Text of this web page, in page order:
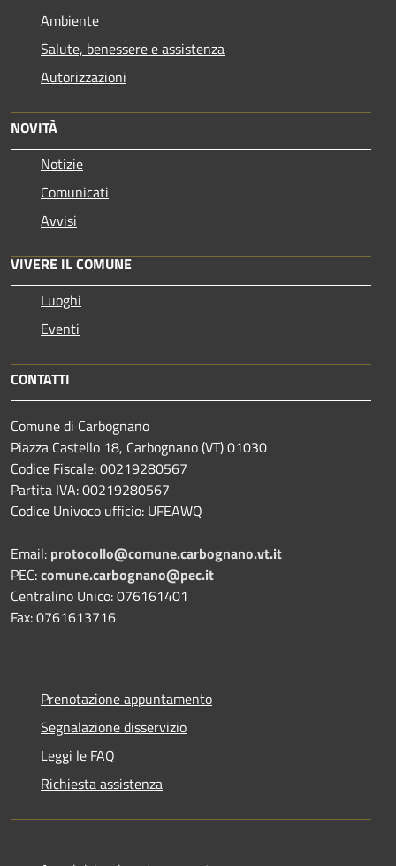
Ambiente
Salute, benessere e assistenza
Autorizzazioni
NOVITÀ
Notizie
Comunicati
Avvisi
VIVERE IL COMUNE
Luoghi
Eventi
CONTATTI
Comune di Carbognano
Piazza Castello 18, Carbognano (VT) 01030
Codice Fiscale: 00219280567
Partita IVA: 00219280567
Codice Univoco ufficio: UFEAWQ
Email: protocollo@comune.carbognano.vt.it
PEC:comune.carbognano@pec.it
Centralino Unico: 076161401
Fax: 0761613716
Prenotazione appuntamento
Segnalazione disservizio
Leggi le FAQ
Richiesta assistenza